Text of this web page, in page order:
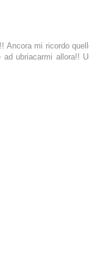
Ancora mi ricordo
ubriacarmi allora!!